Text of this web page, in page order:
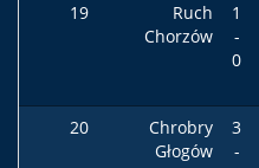
19
Ruch
Chorzów
1
-
0
20
Chrobry
Głogów
3
-